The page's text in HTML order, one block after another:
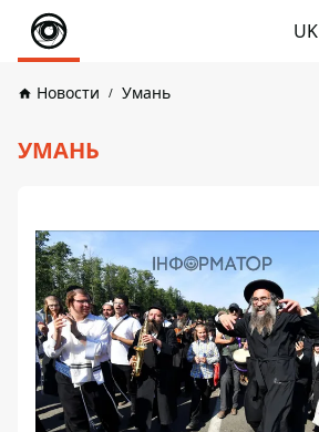
UK
Новости Умань
УМАНЬ